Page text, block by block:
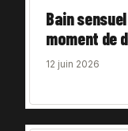
Bain
moment de
12 juin 2026